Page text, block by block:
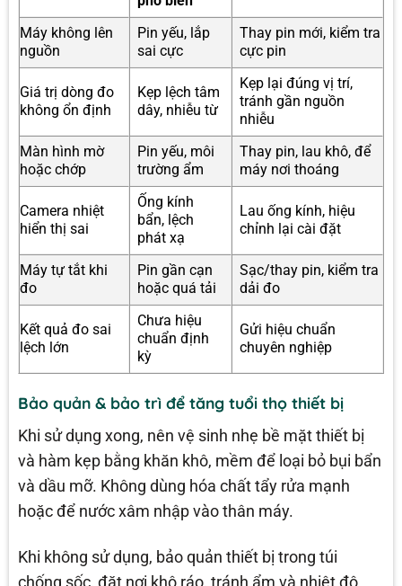
Máy không lên
nguồn
Pin yếu, lắp
sai cực
Thay pin mới, kiểm tra
cực pin
Giá trị dòng đo
không ổn định
Kẹp lệch tâm
dây, nhiễu từ
Kẹp lại đúng vị trí,
tránh gần nguồn
nhiễu
Màn hình mờ
hoặc chớp
Pin yếu, môi
trường ẩm
Thay pin, lau khô, để
máy nơi thoáng
Camera nhiệt
hiển thị sai
Ống kính
bẩn, lệch
phát xạ
Lau ống kính, hiệu
chỉnh lại cài đặt
Máy tự tắt khi
đo
Pin gần cạn
hoặc quá tải
Sạc/thay pin, kiểm tra
dải đo
Kết quả đo sai
lệch lớn
Chưa hiệu
chuẩn định
kỳ
Gửi hiệu chuẩn
chuyên nghiệp
Bảo quản & bảo trì để tăng tuổi thọ thiết bị
Khi sử dụng xong, nên vệ sinh nhẹ bề mặt thiết bị
và hàm kẹp bằng khăn khô, mềm để loại bỏ bụi bẩn
và dầu mỡ. Không dùng hóa chất tẩy rửa mạnh
hoặc để nước xâm nhập vào thân máy.
Khi không sử dụng, bảo quản thiết bị trong túi
chống sốc, đặt nơi khô ráo, tránh ẩm và nhiệt độ